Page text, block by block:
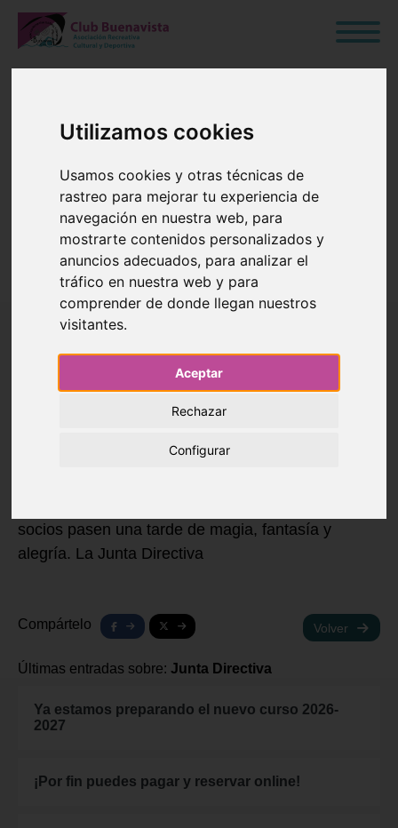
Utilizamos cookies
Usamos cookies y otras técnicas de
rastreo para mejorar tu experiencia de
navegación en nuestra web, para
mostrarte contenidos personalizados y
anuncios adecuados, para analizar el
tráfico en nuestra web y para
comprender de donde llegan nuestros
visitantes.
Aceptar
Rechazar
Configurar
COMUNICADO
19 de Noviembre de 2022
Junta Directiva
Para la campaña navideña, los Reyes Magos
han pedido ayuda voluntaria. Aquellos socios/as
que quieran participar, pueden ponerse
través del correo electrónico:
socios pasen una tarde de magia, fantasía y
alegría. La Junta Directiva
Compártelo Volver
Últimas entradas sobre: Junta Directiva
Ya estamos preparando el nuevo curso 2026-
2027
¡Por fin puedes pagar y reservar online!